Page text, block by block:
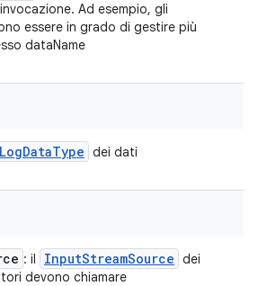
Ad esempio, gli
essere in grado di gestire più
dataName
LogDataType dei dati
: il InputStreamSource dei
devono chiamare